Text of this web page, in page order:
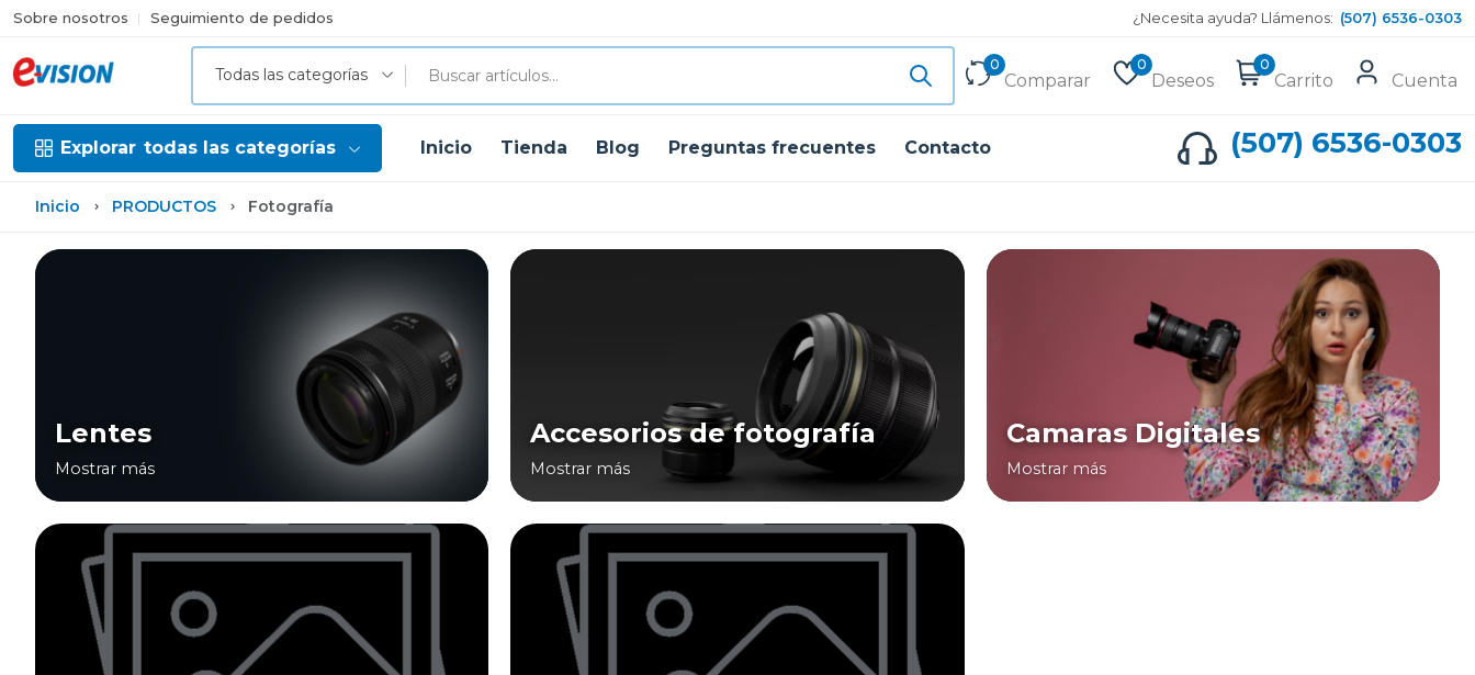
Sobre nosotros Seguimiento de pedidos ¿Necesita ayuda? Llámenos: (507) 6536-0303
Todas las categorías
0
Comparar
0
Deseos
0
Carrito Cuenta
Explorar todas las categorías Inicio Tienda Blog Preguntas frecuentes Contacto (507) 6536-0303
Inicio PRODUCTOS Fotografía
Lentes
Mostrar más
Accesorios de fotografía
Mostrar más
Camaras Digitales
Mostrar más